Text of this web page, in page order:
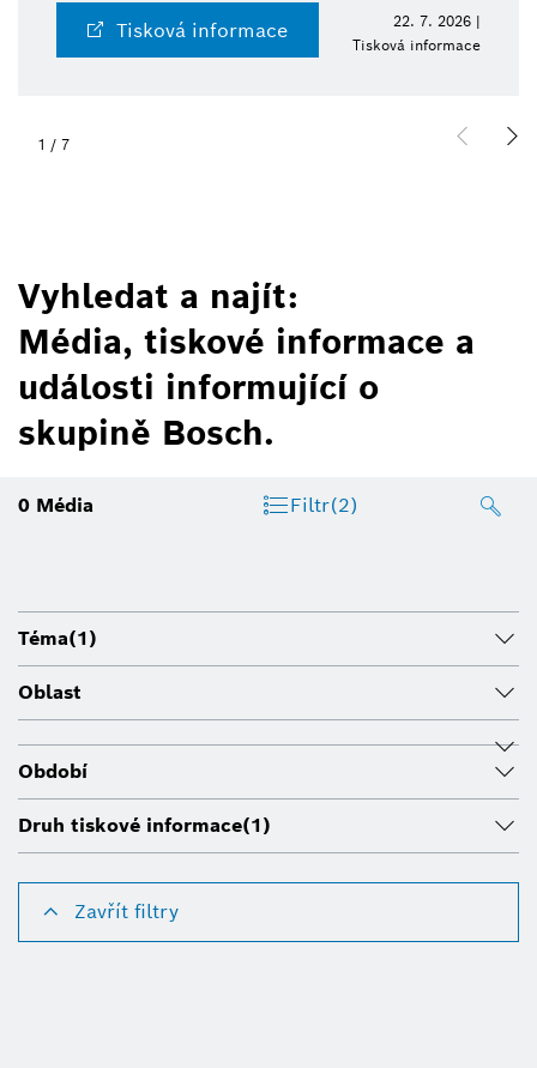
Tisková informace
22. 7. 2026 |
Tisková informace
1 / 7
Vyhledat a najít:
Média, tiskové informace a
události informující o
skupině Bosch.
0 Média Filtr(2)
Téma(1)
Oblast
Období
Druh tiskové informace(1)
Zavřít filtry